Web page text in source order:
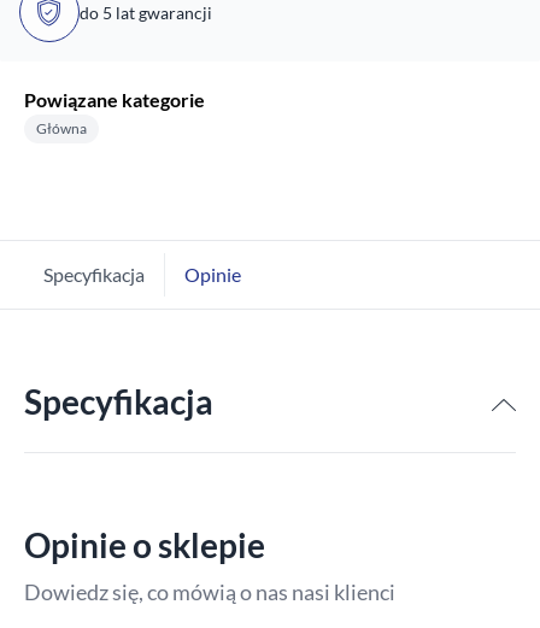
do 5 lat gwarancji
Powiązane kategorie
Główna
Specyfikacja Opinie
Specyfikacja
Opinie o sklepie
Dowiedz się, co mówią o nas nasi klienci